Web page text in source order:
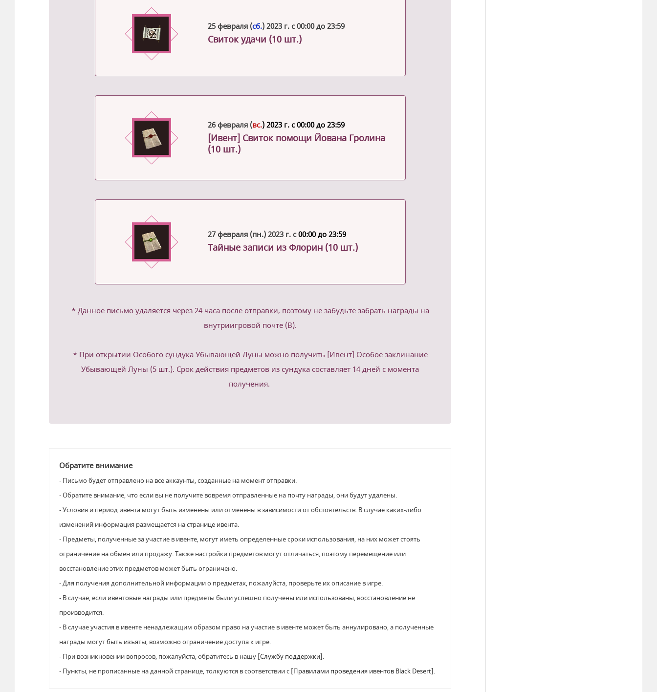
25 февраля (сб.) 2023 г. с 00:00 до 23:59
Свиток удачи (10 шт.)
26 февраля (вс.) 2023 г. с 00:00 до 23:59
[Ивент] Свиток помощи Йована Гролина
(10 шт.)
27 февраля (пн.) 2023 г. с00:00 до 23:59
Тайные записи из Флорин (10 шт.)
* Данное письмо удаляется через 24 часа после отправки, поэтому не забудьте забрать награды на
внутриигровой почте (B).
* При открытии Особого сундука Убывающей Луны можно получить [Ивент] Особое заклинание
Убывающей Луны (5 шт.). Срок действия предметов из сундука составляет 14 дней с момента
получения.
Обратите внимание
- Письмо будет отправлено на все аккаунты, созданные на момент отправки.
- Обратите внимание, что если вы не получите вовремя отправленные на почту награды, они будут удалены.
- Условия и период ивента могут быть изменены или отменены в зависимости от обстоятельств. В случае каких-либо
изменений информация размещается на странице ивента.
- Предметы, полученные за участие в ивенте, могут иметь определенные сроки использования, на них может стоять
ограничение на обмен или продажу. Также настройки предметов могут отличаться, поэтому перемещение или
восстановление этих предметов может быть ограничено.
- Для получения дополнительной информации о предметах, пожалуйста, проверьте их описание в игре.
- В случае, если ивентовые награды или предметы были успешно получены или использованы, восстановление не
производится.
- В случае участия в ивенте ненадлежащим образом право на участие в ивенте может быть аннулировано, а полученные
награды могут быть изъяты, возможно ограничение доступа к игре.
- При возникновении вопросов, пожалуйста, обратитесь в нашу [Службу поддержки].
- Пункты, не прописанные на данной странице, толкуются в соответствии с [Правилами проведения ивентов Black Desert].